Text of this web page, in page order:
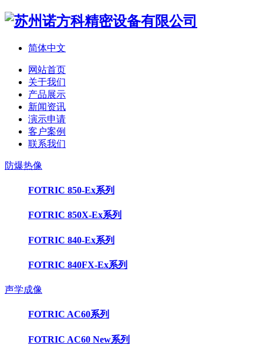
简体中文
网站首页
关于我们
产品展示
新闻资讯
演示申请
客户案例
联系我们
防爆热像
FOTRIC 850-Ex系列
FOTRIC 850X-Ex系列
FOTRIC 840-Ex系列
FOTRIC 840FX-Ex系列
声学成像
FOTRIC AC60系列
FOTRIC AC60 New系列